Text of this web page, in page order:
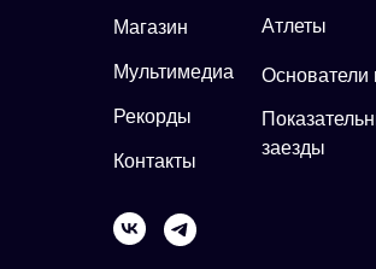
Магазин
Мультимедиа
Рекорды
Контакты
Атлеты
Основатели
заезды